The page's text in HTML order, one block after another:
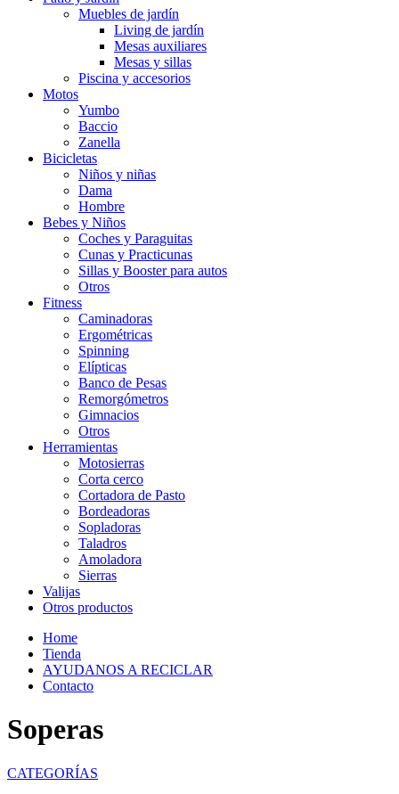
Muebles de jardín
Living de jardín
Mesas auxiliares
Mesas y sillas
Piscina y accesorios
Motos
Yumbo
Baccio
Zanella
Bicicletas
Niños y niñas
Dama
Hombre
Bebes y Niños
Coches y Paraguitas
Cunas y Practicunas
Sillas y Booster para autos
Otros
Fitness
Caminadoras
Ergométricas
Spinning
Elípticas
Banco de Pesas
Remorgómetros
Gimnacios
Otros
Herramientas
Motosierras
Corta cerco
Cortadora de Pasto
Bordeadoras
Sopladoras
Taladros
Amoladora
Sierras
Valijas
Otros productos
Home
Tienda
AYUDANOS A RECICLAR
Contacto
Soperas
CATEGORÍAS